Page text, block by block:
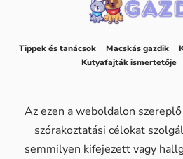
Tippek és tanácsok Macskás gazdik
Kutyafajták ismertetője
Az ezen a weboldalon
szórakoztatási célokat
semmilyen kifejezett vagy